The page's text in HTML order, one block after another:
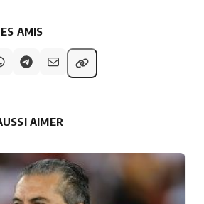
AMIS
AIMER